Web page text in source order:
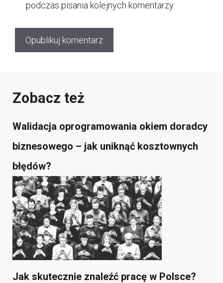
podczas pisania kolejnych komentarzy.
Zobacz też
Walidacja oprogramowania okiem doradcy
biznesowego – jak uniknąć kosztownych
błędów?
Jak skutecznie znaleźć pracę w Polsce?